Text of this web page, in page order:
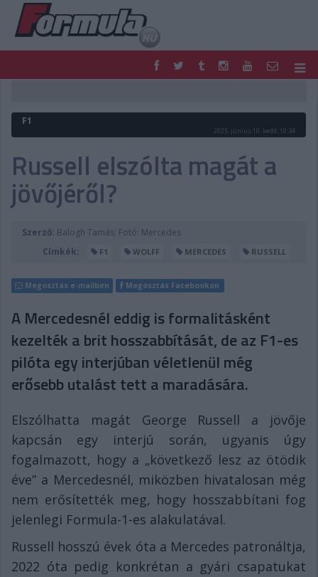
FORMULA
MOTOR
PODCAST
SHOP
LIVE
DIGITÁLIS MAGAZIN
F1
2025. június 10. kedd, 10:34
Russell elszólta magát a
jövőjéről?
Szerző: Balogh Tamás; Fotó: Mercedes
Címkék:
F1 WOLFF MERCEDES RUSSELL
Megosztás e-mailben Megosztás Facebookon
A Mercedesnél eddig is formalitásként
kezelték a brit hosszabbítását, de az F1-es
pilóta egy interjúban véletlenül még
erősebb utalást tett a maradására.
Elszólhatta magát George Russell a jövője
kapcsán egy interjú során, ugyanis úgy
fogalmazott, hogy a „következő lesz az ötödik
éve” a Mercedesnél, miközben hivatalosan még
nem erősítették meg, hogy hosszabbítani fog
jelenlegi Formula-1-es alakulatával.
Russell hosszú évek óta a Mercedes patronáltja,
2022 óta pedig konkrétan a gyári csapatukat